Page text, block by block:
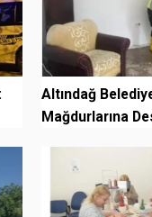
Altındağ
Mağdurlarına